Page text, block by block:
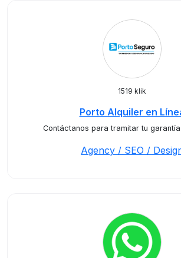
1519 klik
Porto Alquiler en
Contáctanos para tramitar tu
Agency / SEO /